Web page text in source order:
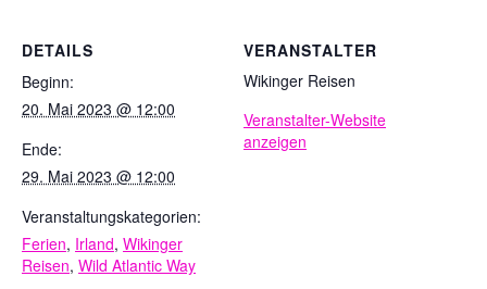
DETAILS
Beginn:
20. Mai 2023 @ 12:00
Ende:
29. Mai 2023 @ 12:00
Veranstaltungskategorien:
Ferien, Irland, Wikinger
Reisen, Wild Atlantic Way
VERANSTALTER
Wikinger Reisen
Veranstalter-Website
anzeigen